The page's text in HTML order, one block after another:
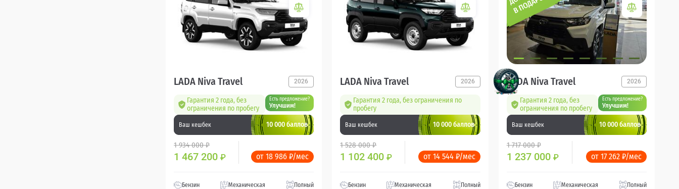
LADA Niva Travel 2026
Гарантия 2 года, без
ограничения по пробегу
Есть предложение?
Улучшим!
Ваш кешбек 10 000 баллов
1 934 000 ₽
1 467 200 ₽ от 18 986 ₽/мес
Бензин Механическая Полный
LADA Niva Travel 2026
Гарантия 2 года, без ограничения по
пробегу
Ваш кешбек 10 000 баллов
1 528 000 ₽
1 102 400₽ от 14 544 ₽/мес
Бензин Механическая Полный
LADA Niva Travel 2026
Гарантия 2 года, без
ограничения по пробегу
Есть предложение?
Улучшим!
Ваш кешбек 10 000 баллов
1 717 000 ₽
1 237 000 ₽ от 17 262 ₽/мес
Бензин Механическая Полный